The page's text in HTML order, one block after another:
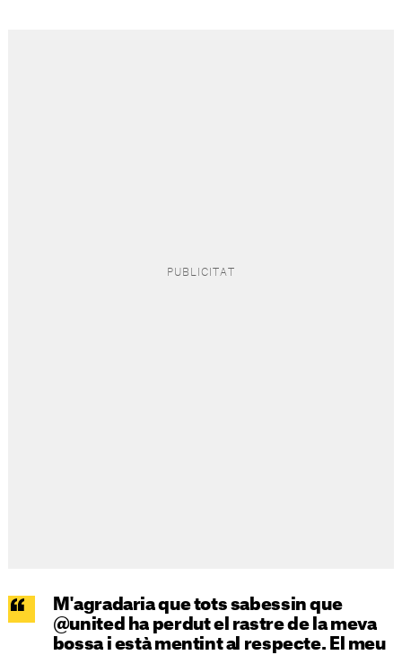
M'agradaria que tots sabessin que
@united ha perdut el rastre de la meva
bossa i està mentint al respecte. El meu